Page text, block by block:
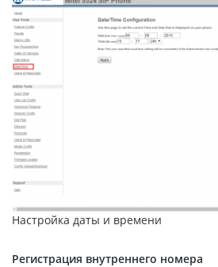
Настройка даты и времени
Регистрация внутреннего номера